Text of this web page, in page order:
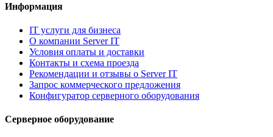
Информация
IT услуги для бизнеса
О компании Server IT
Условия оплаты и доставки
Контакты и схема проезда
Рекомендации и отзывы о Server IT
Запрос коммерческого предложения
Конфигуратор серверного оборудования
Серверное оборудование